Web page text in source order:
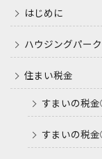
はじめに
ハウジングパー
住まい税金
すまいの税
すまいの税